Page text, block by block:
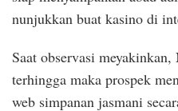
nunjukkan buat kasino di
Saat observasi
terhingga maka prospek
web simpanan jasmani